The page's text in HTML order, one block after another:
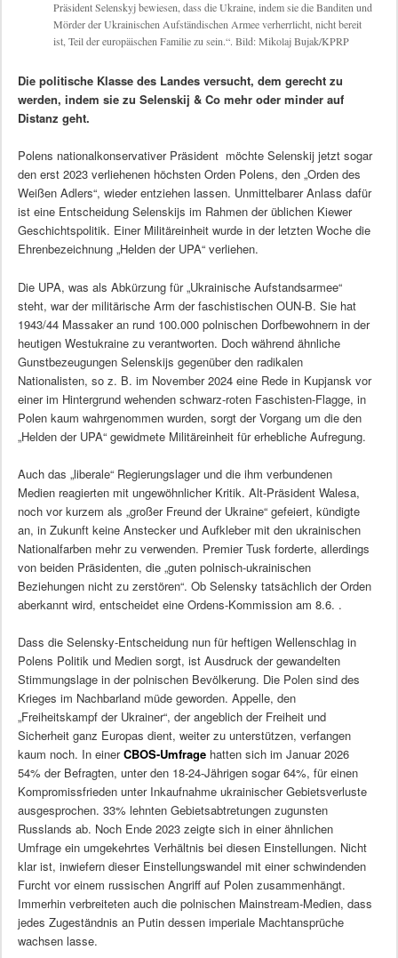
Präsident Selenskyj bewiesen, dass die Ukraine, indem sie die Banditen und
Mörder der Ukrainischen Aufständischen Armee verherrlicht, nicht bereit
ist, Teil der europäischen Familie zu sein.“. Bild: Mikolaj Bujak/KPRP
Die politische Klasse des Landes versucht, dem gerecht zu
werden, indem sie zu Selenskij & Co mehr oder minder auf
Distanz geht.
Polens nationalkonservativer Präsident möchte Selenskij jetzt sogar
den erst 2023 verliehenen höchsten Orden Polens, den „Orden des
Weißen Adlers“, wieder entziehen lassen. Unmittelbarer Anlass dafür
ist eine Entscheidung Selenskijs im Rahmen der üblichen Kiewer
Geschichtspolitik. Einer Militäreinheit wurde in der letzten Woche die
Ehrenbezeichnung „Helden der UPA“ verliehen.
Die UPA, was als Abkürzung für „Ukrainische Aufstandsarmee“
steht, war der militärische Arm der faschistischen OUN-B. Sie hat
1943/44 Massaker an rund 100.000 polnischen Dorfbewohnern in der
heutigen Westukraine zu verantworten. Doch während ähnliche
Gunstbezeugungen Selenskijs gegenüber den radikalen
Nationalisten, so z. B. im November 2024 eine Rede in Kupjansk vor
einer im Hintergrund wehenden schwarz-roten Faschisten-Flagge, in
Polen kaum wahrgenommen wurden, sorgt der Vorgang um die den
„Helden der UPA“ gewidmete Militäreinheit für erhebliche Aufregung.
Auch das „liberale“ Regierungslager und die ihm verbundenen
Medien reagierten mit ungewöhnlicher Kritik. Alt-Präsident Walesa,
noch vor kurzem als „großer Freund der Ukraine“ gefeiert, kündigte
an, in Zukunft keine Anstecker und Aufkleber mit den ukrainischen
Nationalfarben mehr zu verwenden. Premier Tusk forderte, allerdings
von beiden Präsidenten, die „guten polnisch-ukrainischen
Beziehungen nicht zu zerstören“. Ob Selensky tatsächlich der Orden
aberkannt wird, entscheidet eine Ordens-Kommission am 8.6. .
Dass die Selensky-Entscheidung nun für heftigen Wellenschlag in
Polens Politik und Medien sorgt, ist Ausdruck der gewandelten
Stimmungslage in der polnischen Bevölkerung. Die Polen sind des
Krieges im Nachbarland müde geworden. Appelle, den
„Freiheitskampf der Ukrainer“, der angeblich der Freiheit und
Sicherheit ganz Europas dient, weiter zu unterstützen, verfangen
kaum noch. In einerCBOS-Umfragehatten sich im Januar 2026
54% der Befragten, unter den 18-24-Jährigen sogar 64%, für einen
Kompromissfrieden unter Inkaufnahme ukrainischer Gebietsverluste
ausgesprochen. 33% lehnten Gebietsabtretungen zugunsten
Russlands ab. Noch Ende 2023 zeigte sich in einer ähnlichen
Umfrage ein umgekehrtes Verhältnis bei diesen Einstellungen. Nicht
klar ist, inwiefern dieser Einstellungswandel mit einer schwindenden
Furcht vor einem russischen Angriff auf Polen zusammenhängt.
Immerhin verbreiteten auch die polnischen Mainstream-Medien, dass
jedes Zugeständnis an Putin dessen imperiale Machtansprüche
wachsen lasse.